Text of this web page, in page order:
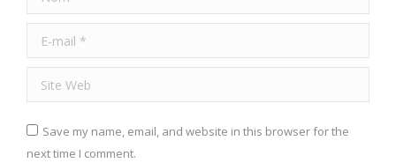
E-mail *
Site Web
Save my name, email, and website in this browser for the
next time I comment.